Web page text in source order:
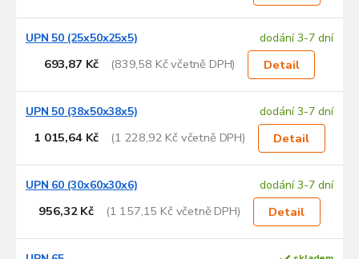
UPN 50 (25x50x25x5) dodání 3-7 dní
693,87 Kč (839,58 Kč včetně DPH) Detail
UPN 50 (38x50x38x5) dodání 3-7 dní
1 015,64 Kč (1 228,92 Kč včetně DPH) Detail
UPN 60 (30x60x30x6) dodání 3-7 dní
956,32 Kč (1 157,15 Kč včetně DPH) Detail